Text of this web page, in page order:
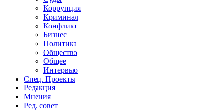
Коррупция
Криминал
Конфликт
Бизнес
Политика
Общество
Общее
Интервью
Спец. Проекты
Редакция
Мнения
Ред. совет